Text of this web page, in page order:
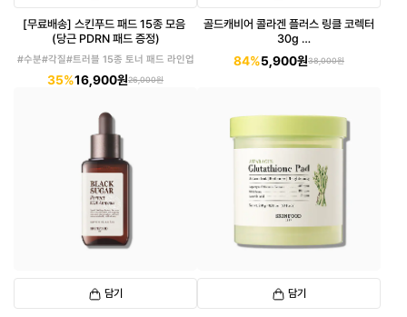
[무료배송] 스킨푸드 패드 15종 모음
(당근 PDRN 패드 증정)
#수분#각질#트러블 15종 토너 패드 라인업
35%16,900원26,000원
골드캐비어 콜라겐 플러스 링클 코렉터
30g
(유통기한 2026년 11월까지)
84%5,900원38,000원
담기 담기